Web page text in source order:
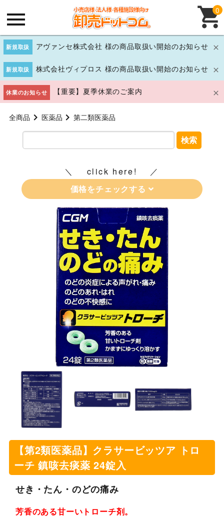
新規取扱 アヴァンセ株式会社 様の商品取扱い開始のお知らせ
新規取扱 株式会社ヴィプロス 様の商品取扱い開始のお知らせ
休業のお知らせ 【重要】夏季休業のご案内
0
全商品 医薬品 第二類医薬品
検索
click here!
価格をチェックする
【第2類医薬品】クラサービッツア トロ
ーチ 鎮咳去痰薬 24錠入
せき・たん・のどの痛み
芳香のある甘ーいトローチ剤。